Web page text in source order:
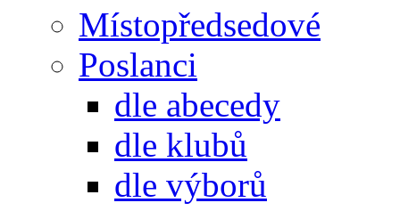
Místopředsedové
Poslanci
dle abecedy
dle klubů
dle výborů